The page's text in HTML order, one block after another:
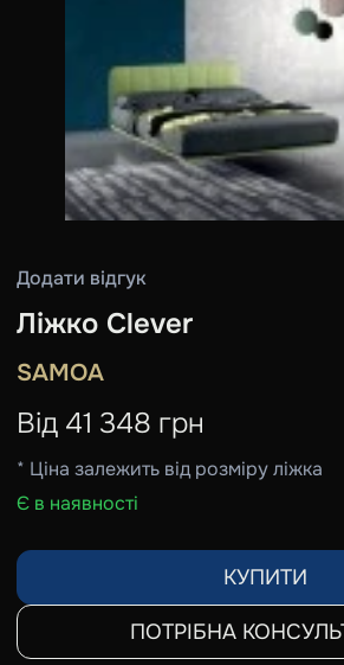
Додати відгук
Ліжко Clever
SAMOA
Від 41 348 грн
* Ціна залежить від розміру ліжка
Є в наявності
КУПИТИ
ПОТРІБНА